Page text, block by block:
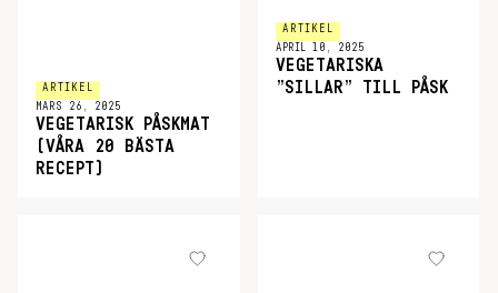
ARTIKEL
MARS 26, 2025
VEGETARISK PÅSKMAT
(VÅRA 20 BÄSTA
RECEPT)
ARTIKEL
APRIL 10, 2025
VEGETARISKA
”SILLAR” TILL PÅSK